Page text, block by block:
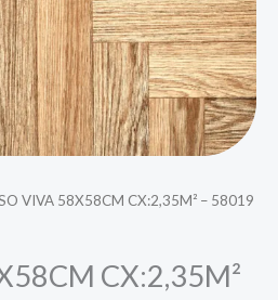
VIVA 58X58CM CX:2,35M² – 58019
CX:2,35M²